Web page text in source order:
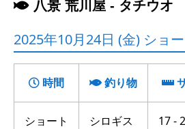
八景 荒川屋 ‐ タチウオ
2025年10月24日 (金) ショー
時間 釣り物
ショート シロギス 17 -